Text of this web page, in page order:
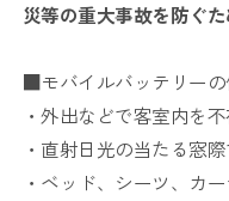
災等の重大事故を防ぐ
■モバイルバッテリー
・外出などで客室内を
・直射日光の当たる窓
・ベッド、シーツ、カ